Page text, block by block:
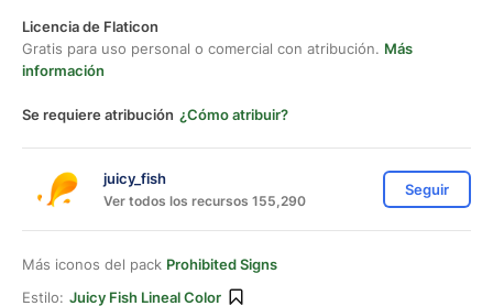
Licencia de Flaticon
Gratis para uso personal o comercial con atribución. Más
información
Se requiere atribución ¿Cómo atribuir?
juicy_fish
Ver todos los recursos 155,290
Seguir
Más iconos del pack Prohibited Signs
Estilo: Juicy Fish Lineal Color